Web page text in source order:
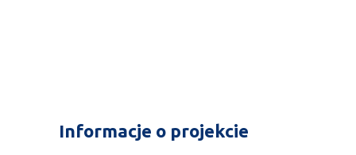
Informacje o projekcie